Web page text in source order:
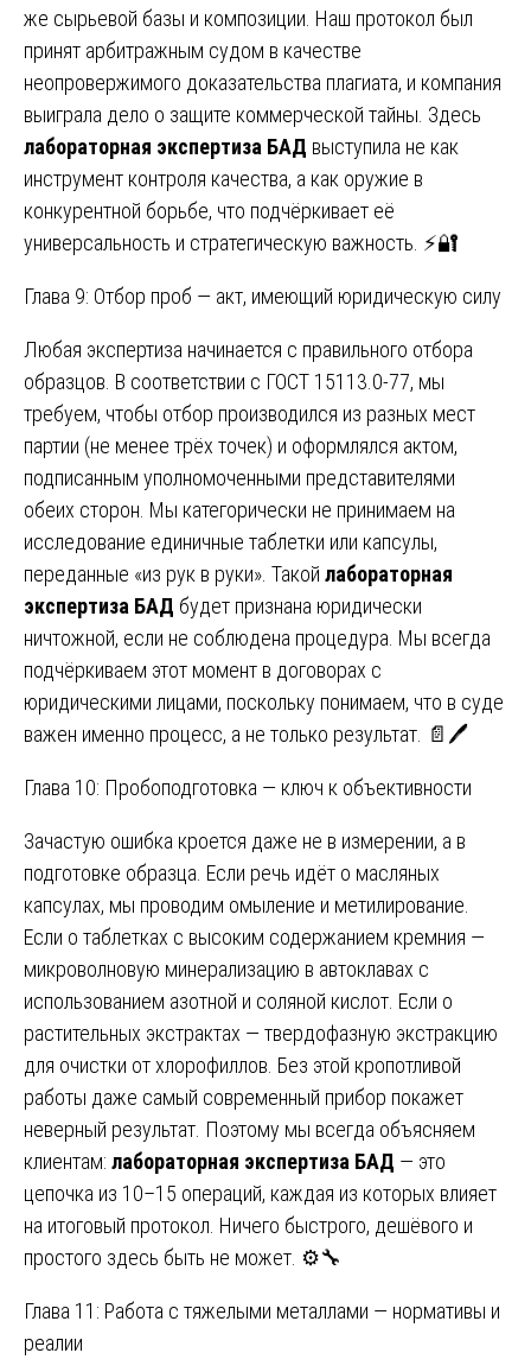
же сырьевой базы и композиции. Наш протокол был
принят арбитражным судом в качестве
неопровержимого доказательства плагиата, и компания
выиграла дело о защите коммерческой тайны. Здесь
лабораторная экспертиза БАД выступила не как
инструмент контроля качества, а как оружие в
конкурентной борьбе, что подчёркивает её
универсальность и стратегическую важность. ⚡🔐
Глава 9: Отбор проб — акт, имеющий юридическую силу
Любая экспертиза начинается с правильного отбора
образцов. В соответствии с ГОСТ 15113.0-77, мы
требуем, чтобы отбор производился из разных мест
партии (не менее трёх точек) и оформлялся актом,
подписанным уполномоченными представителями
обеих сторон. Мы категорически не принимаем на
исследование единичные таблетки или капсулы,
переданные «из рук в руки». Такой лабораторная
экспертиза БАД будет признана юридически
ничтожной, если не соблюдена процедура. Мы всегда
подчёркиваем этот момент в договорах с
юридическими лицами, поскольку понимаем, что в суде
важен именно процесс, а не только результат. 📄🖊️
Глава 10: Пробоподготовка — ключ к объективности
Зачастую ошибка кроется даже не в измерении, а в
подготовке образца. Если речь идёт о масляных
капсулах, мы проводим омыление и метилирование.
Если о таблетках с высоким содержанием кремния —
микроволновую минерализацию в автоклавах с
использованием азотной и соляной кислот. Если о
растительных экстрактах — твердофазную экстракцию
для очистки от хлорофиллов. Без этой кропотливой
работы даже самый современный прибор покажет
неверный результат. Поэтому мы всегда объясняем
клиентам: лабораторная экспертиза БАД — это
цепочка из 10–15 операций, каждая из которых влияет
на итоговый протокол. Ничего быстрого, дешёвого и
простого здесь быть не может. ⚙️🔧
Глава 11: Работа с тяжелыми металлами — нормативы и
реалии